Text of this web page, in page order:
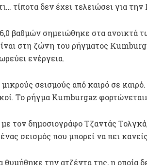
τίποτα δεν έχει τελειώσει για
βαθμών σημειώθηκε στα ανοικτά
στη ζώνη του ρήγματος
ενέργεια.
σεισμούς από καιρό σε
Το ρήγμα Kumburgaz
τον δημοσιογράφο Τζαντάς
σεισμός που μπορεί να πει
θυμήθηκε την ατζέντα της, η οποία